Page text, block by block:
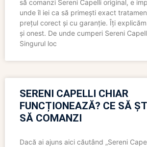
să comanzi Sereni Capelli original, e
unde îl iei ca să primești exact
prețul corect și cu garanție. Îți
și onest. De unde cumperi Sereni
Singurul loc
SERENI CAPELLI CHIAR
FUNCȚIONEAZĂ? CE SĂ
SĂ COMANZI
Dacă ai ajuns aici căutând „Sereni